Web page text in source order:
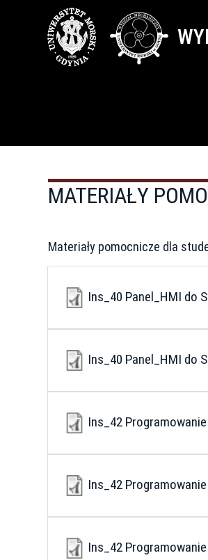
MATERIAŁY
Materiały pomocnicze dla
Ins_40 Panel_HMI do
Ins_40 Panel_HMI do
Ins_42
Ins_42
Ins_42